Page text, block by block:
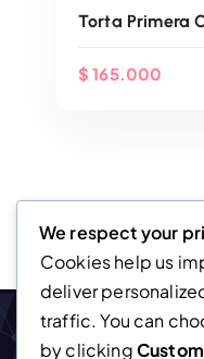
Agenda
Torta Primera
$ 165.000
We respect your
Cookies help us
deliver
traffic. You can
by clicking